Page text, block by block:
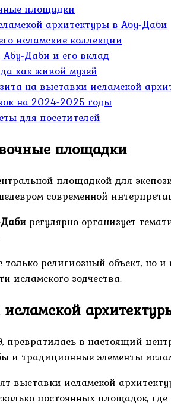
площадки
архитектуры в Абу-Даби
исламские коллекции
Даби и его вклад
как живой музей
на выставки исламской
на 2024-2025 годы
для посетителей
площадки
площадкой для
современной
регулярно организует
только религиозный объект, но
исламского зодчества.
в настоящий
и традиционные элементы
выставки исламской
постоянных площадок,